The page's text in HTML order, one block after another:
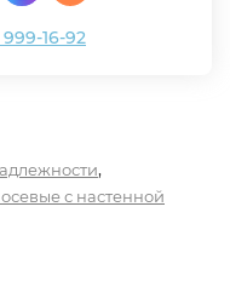
16-92
,
с настенной